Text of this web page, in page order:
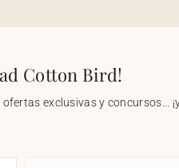
Cotton Bird!
exclusivas y concursos...